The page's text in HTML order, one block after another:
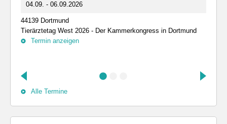
04.09. - 06.09.2026
44139 Dortmund
Tierärztetag West 2026 - Der Kammerkongress in Dortmund
Termin anzeigen
Alle Termine